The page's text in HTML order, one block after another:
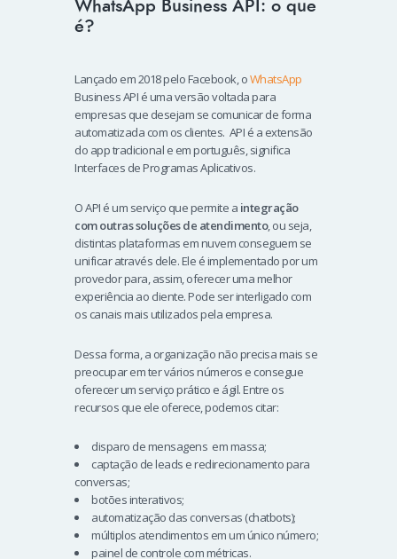
WhatsApp Business API: o que
é?
Lançado em 2018 pelo Facebook, oWhatsApp
Business API é uma versão voltada para
empresas que desejam se comunicar de forma
automatizada com os clientes. API é a extensão
do app tradicional e em português, significa
Interfaces de Programas Aplicativos.
O API é um serviço que permite a integração
com outras soluções de atendimento, ou seja,
distintas plataformas em nuvem conseguem se
unificar através dele. Ele é implementado por um
provedor para, assim, oferecer uma melhor
experiência ao cliente. Pode ser interligado com
os canais mais utilizados pela empresa.
Dessa forma, a organização não precisa mais se
preocupar em ter vários números e consegue
oferecer um serviço prático e ágil. Entre os
recursos que ele oferece, podemos citar:
disparo de mensagens em massa;
captação de leads e redirecionamento para
conversas;
botões interativos;
automatização das conversas (chatbots);
múltiplos atendimentos em um único número;
painel de controle com métricas.